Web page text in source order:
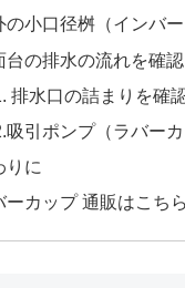
の小口径桝（インバ
台の排水の流れを確認
排水口の詰まりを確
吸引ポンプ（ラバー
りに
ーカップ 通販はこちら